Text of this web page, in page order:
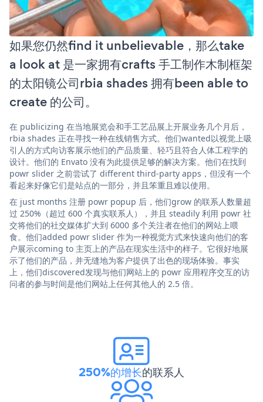
如果您仍然find it unbelievable，那么take
a look at 是一家拥有crafts 手工制作木制框架
的太阳镜公司rbia shades 拥有been able to
create 的公司。
在 publicizing 在当地展览会和手工艺品展上开展业务几个月后，
rbia shades 正在寻找一种在线销售方式。他们wanted以视觉上吸
引人的方式向访客展示他们的产品质量、轻巧且符合人体工程学的
设计。他们的 Envato 没有为此提供足够的解决方案。他们在找到
powr slider 之前尝试了 different third-party apps，但没有一个
看起来好像它们是站点的一部分，并且笨重且难以使用。
在 just months 注册 powr popup 后，他们grow 的联系人数量超
过 250%（超过 600 个真实联系人），并且 steadily 利用 powr 社
交将他们的社交媒体扩大到 6000 多个关注者在他们的网站上喂
食。他们added powr slider 作为一种视觉方式来快速向他们的客
户展示coming to 主页上的产品在现实生活中的样子。它很好地展
示了他们的产品，并无缝地为客户提供了出色的现场体验。事实
上，他们discovered发现与他们网站上的 powr 应用程序交互的访
问者的参与时间是他们网站上任何其他人的 2.5 倍。
250%的增长的联系人